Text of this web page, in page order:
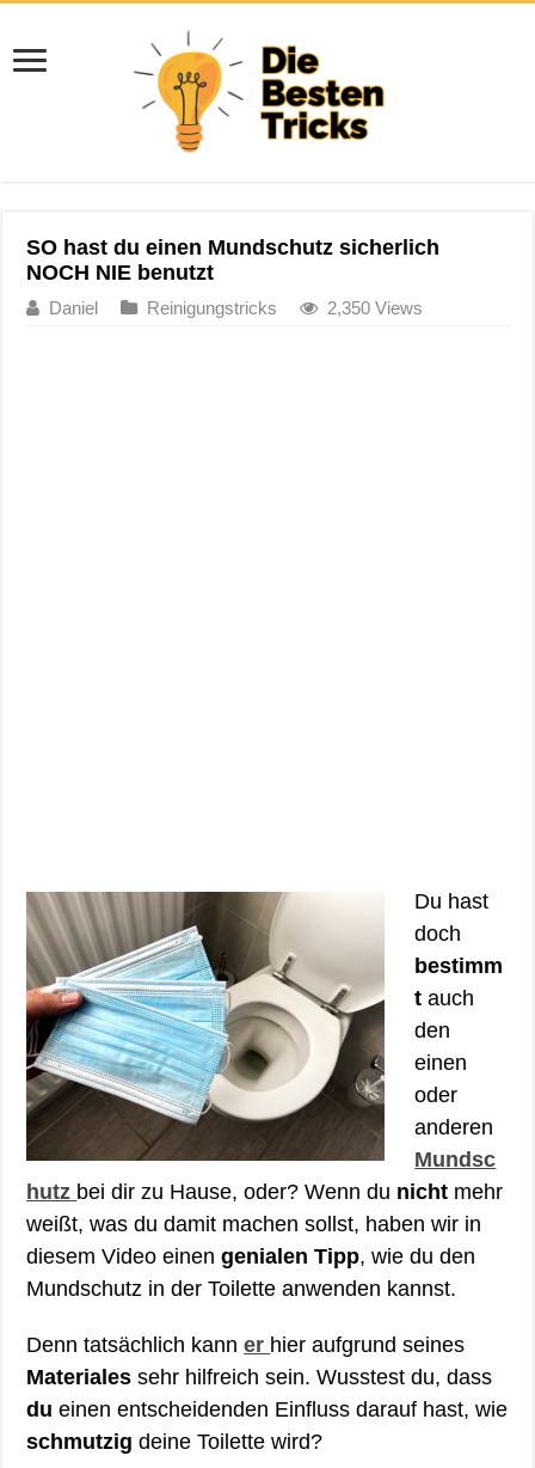
SO hast du einen Mundschutz sicherlich
NOCH NIE benutzt
Daniel Reinigungstricks 2,350 Views
Du hast
doch
bestimm
t auch
den
einen
oder
anderen
Mundsc
hutz bei dir zu Hause, oder? Wenn du nicht mehr
weißt, was du damit machen sollst, haben wir in
diesem Video einengenialen Tipp, wie du den
Mundschutz in der Toilette anwenden kannst.
Denn tatsächlich kanner hier aufgrund seines
Materialessehr hilfreich sein. Wusstest du, dass
du einen entscheidenden Einfluss darauf hast, wie
schmutzig deine Toilette wird?